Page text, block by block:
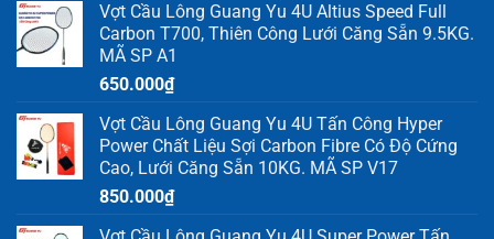
Vợt Cầu Lông Guang Yu 4U Altius Speed Full
Carbon T700, Thiên Công Lưới Căng Sẵn 9.5KG.
MÃ SP A1
650.000₫
Vợt Cầu Lông Guang Yu 4U Tấn Công Hyper
Power Chất Liệu Sợi Carbon Fibre Có Độ Cứng
Cao, Lưới Căng Sẵn 10KG. MÃ SP V17
850.000₫